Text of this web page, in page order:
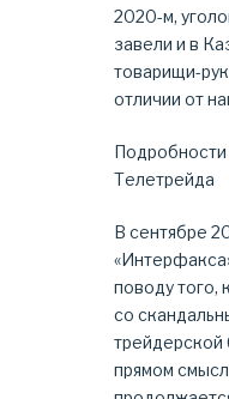
2020-м,
завели и в
товарищи-
отличии от
Подробности
Телетрейда
В сентябре
поводу того,
со
трейдерской
прямом